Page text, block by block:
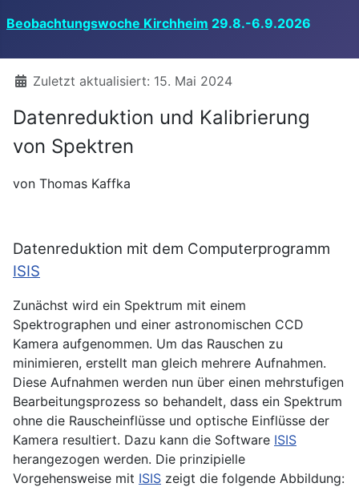
Beobachtungswoche Kirchheim 29.8.-6.9.2026
DetailsZuletzt aktualisiert: 15. Mai 2024
Datenreduktion und Kalibrierung
von Spektren
von Thomas Kaffka
Datenreduktion mit dem Computerprogramm
ISIS
Zunächst wird ein Spektrum mit einem
Spektrographen und einer astronomischen CCD
Kamera aufgenommen. Um das Rauschen zu
minimieren, erstellt man gleich mehrere Aufnahmen.
Diese Aufnahmen werden nun über einen mehrstufigen
Bearbeitungsprozess so behandelt, dass ein Spektrum
ohne die Rauscheinflüsse und optische Einflüsse der
Kamera resultiert. Dazu kann die Software ISIS
herangezogen werden. Die prinzipielle
Vorgehensweise mit ISIS zeigt die folgende Abbildung: